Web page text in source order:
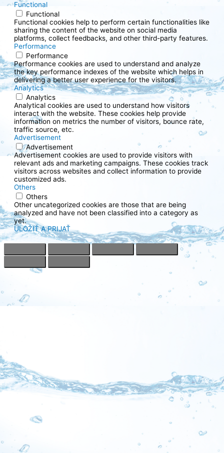
Functional
Functional
Functional cookies help to perform certain functionalities like
sharing the content of the website on social media
platforms, collect feedbacks, and other third-party features.
Performance
Performance
Performance cookies are used to understand and analyze
the key performance indexes of the website which helps in
delivering a better user experience for the visitors.
Analytics
Analytics
Analytical cookies are used to understand how visitors
interact with the website. These cookies help provide
information on metrics the number of visitors, bounce rate,
traffic source, etc.
Advertisement
Advertisement
Advertisement cookies are used to provide visitors with
relevant ads and marketing campaigns. These cookies track
visitors across websites and collect information to provide
customized ads.
Others
Others
Other uncategorized cookies are those that are being
analyzed and have not been classified into a category as
yet.
ULOŽIŤ A PRIJAŤ